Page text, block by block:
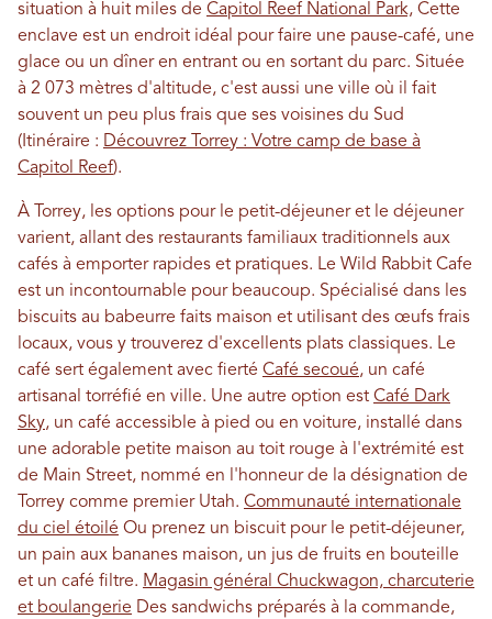
situation à huit miles de Capitol Reef National Park, Cette
enclave est un endroit idéal pour faire une pause-café, une
glace ou un dîner en entrant ou en sortant du parc. Située
à 2 073 mètres d'altitude, c'est aussi une ville où il fait
souvent un peu plus frais que ses voisines du Sud
(Itinéraire : Découvrez Torrey : Votre camp de base à
Capitol Reef).
À Torrey, les options pour le petit-déjeuner et le déjeuner
varient, allant des restaurants familiaux traditionnels aux
cafés à emporter rapides et pratiques. Le Wild Rabbit Cafe
est un incontournable pour beaucoup. Spécialisé dans les
biscuits au babeurre faits maison et utilisant des œufs frais
locaux, vous y trouverez d'excellents plats classiques. Le
café sert également avec fierté Café secoué, un café
artisanal torréfié en ville. Une autre option est Café Dark
Sky, un café accessible à pied ou en voiture, installé dans
une adorable petite maison au toit rouge à l'extrémité est
de Main Street, nommé en l'honneur de la désignation de
Torrey comme premier Utah. Communauté internationale
du ciel étoilé Ou prenez un biscuit pour le petit-déjeuner,
un pain aux bananes maison, un jus de fruits en bouteille
et un café filtre. Magasin général Chuckwagon, charcuterie
et boulangerie Des sandwichs préparés à la commande,